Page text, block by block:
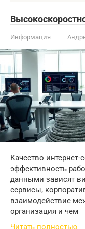
Информация
Качество
эффективность
данными зависят
сервисы,
взаимодействие
организация и чем